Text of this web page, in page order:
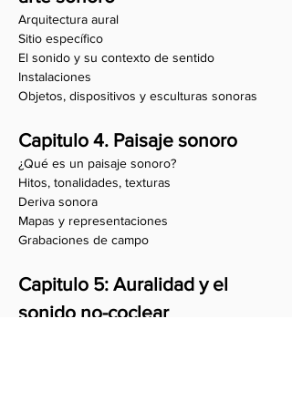
Arquitectura aural
Sitio específico
El sonido y su contexto de sentido
Instalaciones
Objetos, dispositivos y esculturas sonoras
Capitulo 4. Paisaje sonoro
¿Qué es un paisaje sonoro?
Hitos, tonalidades, texturas
Deriva sonora
Mapas y representaciones
Grabaciones de campo
Capitulo 5: Auralidad y el
sonido no-coclear